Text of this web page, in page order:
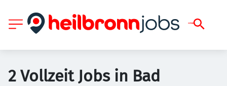
2 Vollzeit Jobs in Bad